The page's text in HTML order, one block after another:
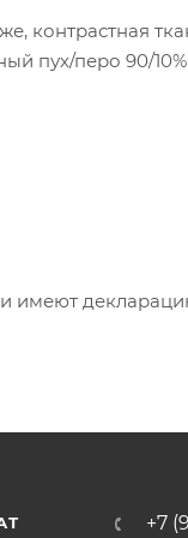
контрастная
пух/перо 90/10%
имеют
+7